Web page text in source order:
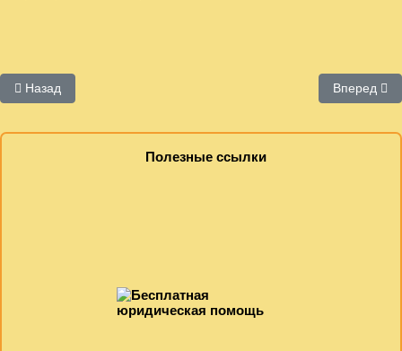
Предыдущий: Календари знаменательных и памятных дат
Назад Вперед
Полезные ссылки